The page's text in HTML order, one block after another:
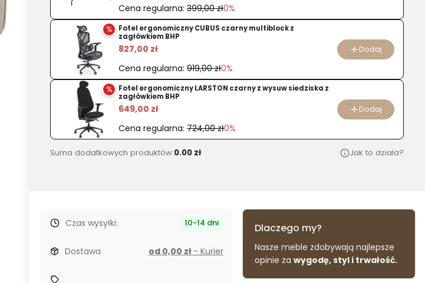
Cena regularna: 399,00 zł0%
%
Fotel ergonomiczny CUBUS czarny multiblock z
zagłówkiem BHP
827,00 zł
Cena regularna: 919,00 zł0%
Dodaj
%
Fotel ergonomiczny LARSTON czarny z wysuw siedziska z
zagłówkiem BHP
649,00 zł
Cena regularna: 724,00 zł0%
Dodaj
Suma dodatkowych produktów:0.00 zł Jak to dziala?
Czas wysyłki: 10-14 dni
Dostawa od 0,00 zł - Kurier
Dlaczego my?
Nasze meble zdobywają najlepsze
opinie za wygodę, styl i trwałość.